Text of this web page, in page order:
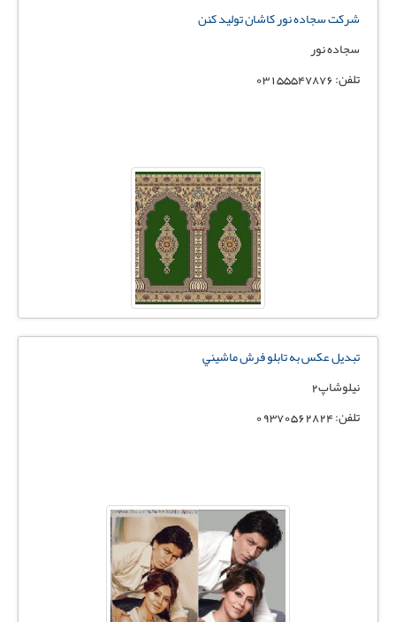
شرکت سجاده نور کاشان توليد کنن
سجاده نور
تلفن: 03155547876
تبديل عکس به تابلو فرش ماشيني
نیلوشاپ2
تلفن: 09370562824